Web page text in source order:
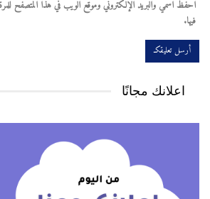
احفظ اسمي والبريد الإلكتروني وموقع الويب في هذا المتصفح
فيها.
اعلانك مجانًا